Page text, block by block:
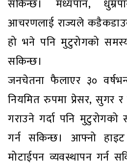
सकिन्छ। मध्यपान,
आचरणलाई राज्यले
हो भने पनि मुटुरोगको
सकिन्छ।
जनचेतना फैलाएर ३०
नियमित रुपमा प्रेसर, सुगर
गराउने गर्दा पनि
गर्न सकिन्छ। आफ्नो
मोटाईपन व्यवस्थापन गर्न